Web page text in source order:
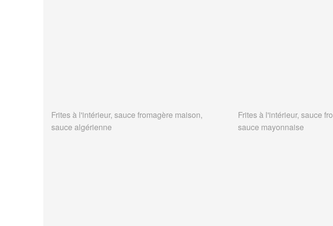
Frites à l'intérieur, sauce fromagère maison,
sauce algérienne
Frites à l'intérieur, sauce
sauce mayonnaise